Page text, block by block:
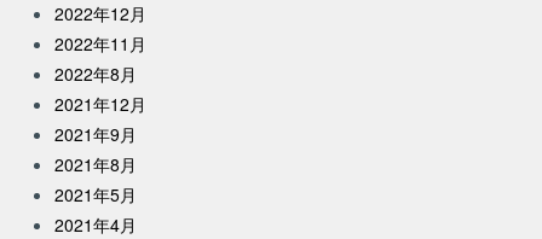
2022年12月
2022年11月
2022年8月
2021年12月
2021年9月
2021年8月
2021年5月
2021年4月